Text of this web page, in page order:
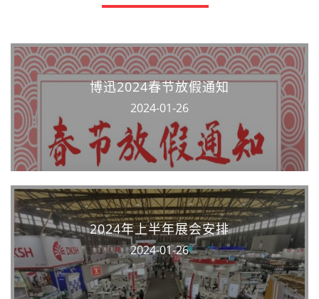
博迅2024春节放假通知
2024-01-26
2024年上半年展会安排
2024-01-26